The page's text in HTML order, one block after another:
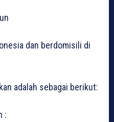
dan berdomisili di
adalah sebagai berikut:
: